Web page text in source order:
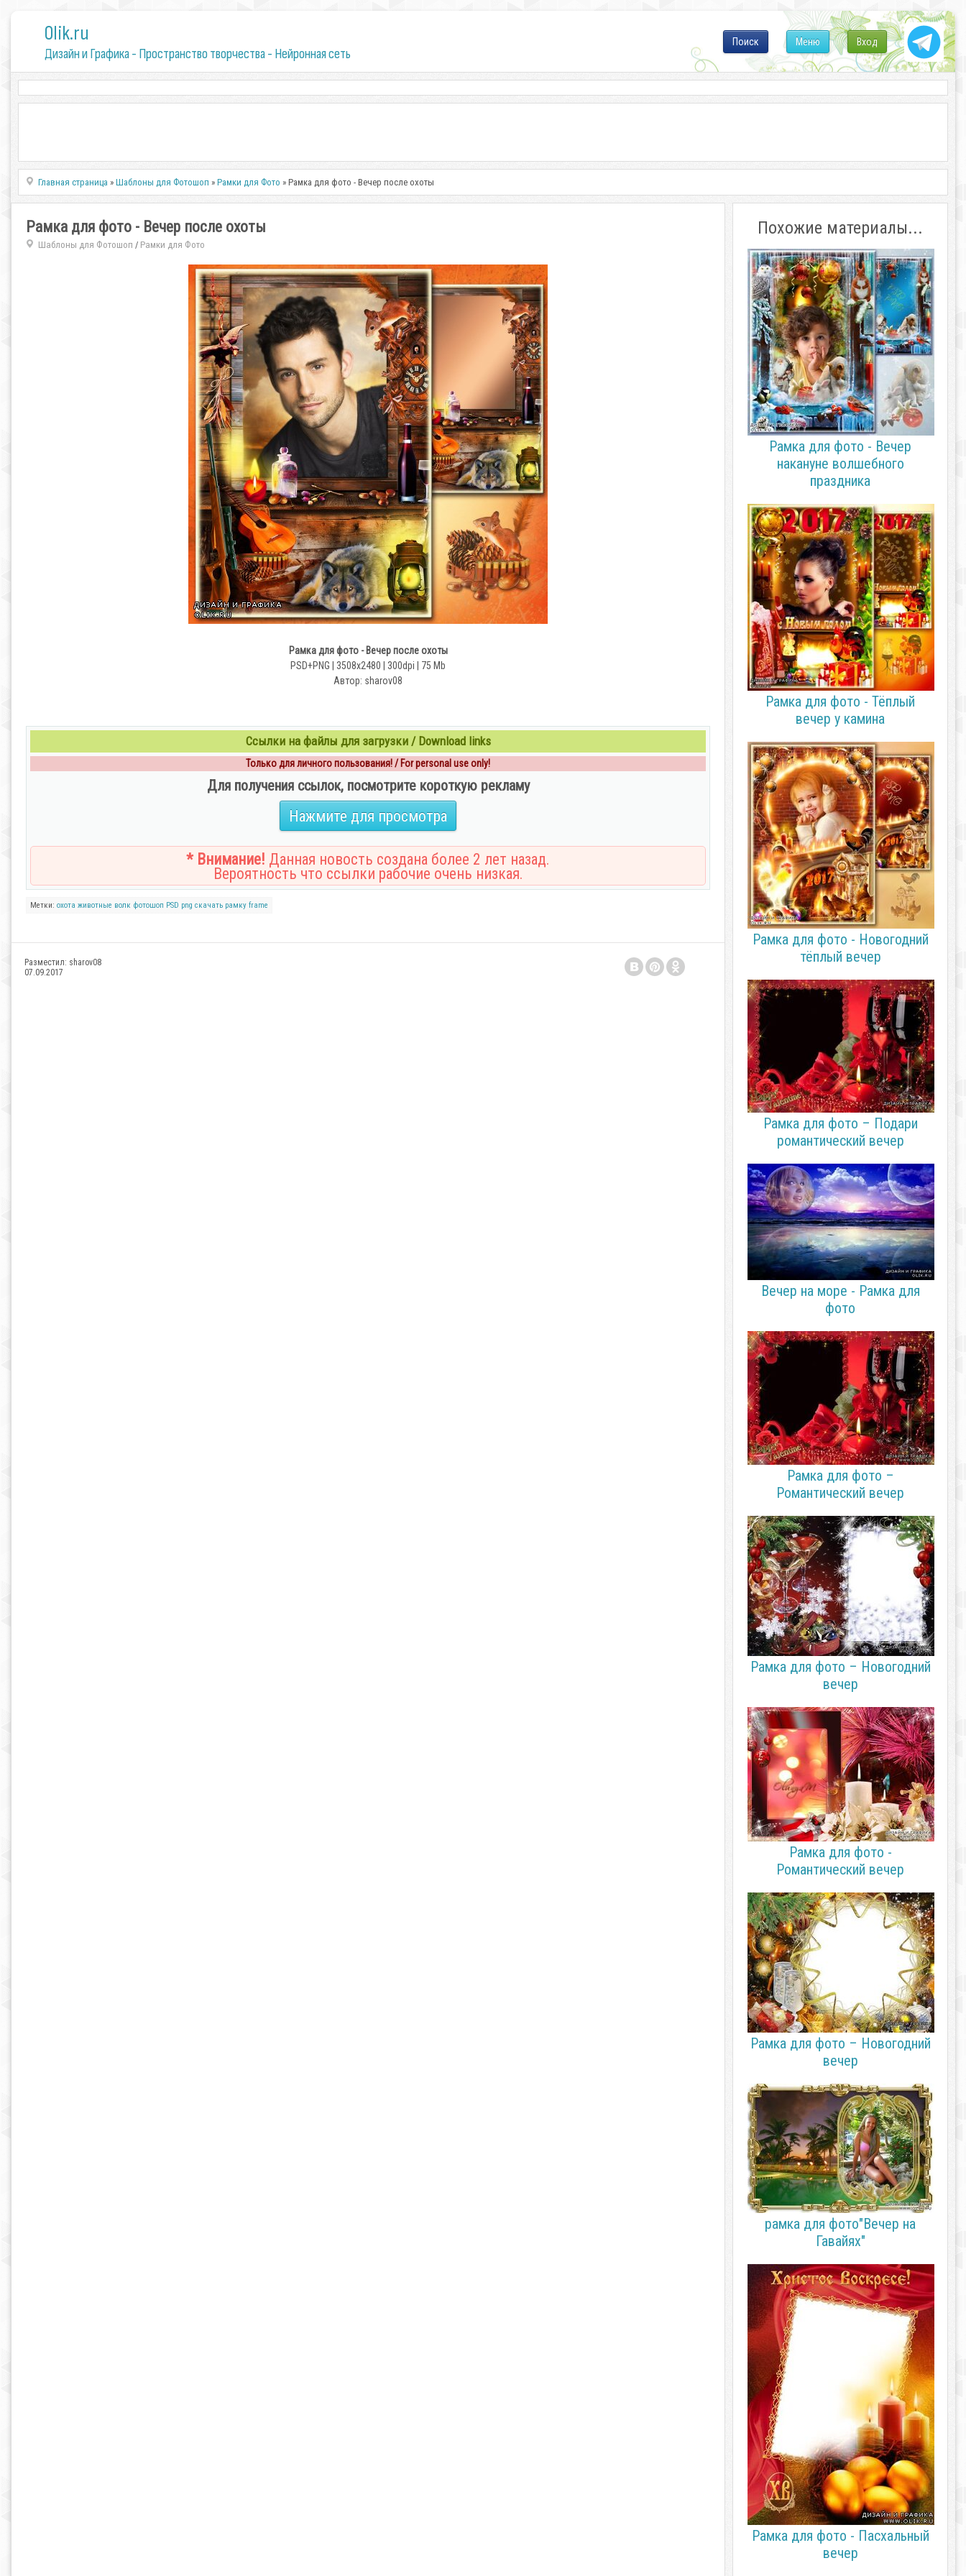
0lik.ru
Дизайн и Графика - Пространство творчества - Нейронная сеть
Вход
Меню
Поиск
Главная страница »Шаблоны для Фотошоп »Рамки для Фото » Рамка для фото - Вечер после охоты
Рамка для фото - Вечер после охоты
Шаблоны для Фотошоп / Рамки для Фото
Рамка для фото - Вечер после охоты
PSD+PNG | 3508x2480 | 300dpi | 75 Mb
Автор: sharov08
Ссылки на файлы для загрузки / Download links
Только для личного пользования! / For personal use only!
Для получения ссылок, посмотрите короткую рекламу
Нажмите для просмотра
* Внимание! Данная новость создана более 2 лет назад.
Вероятность что ссылки рабочие очень низкая.
Метки: охота животные волк фотошоп PSD png скачать рамку frame
Разместил: sharov08
07.09.2017
Похожие материалы...
Рамка для фото - Вечер
накануне волшебного
праздника
Рамка для фото - Тёплый
вечер у камина
Рамка для фото - Новогодний
тёплый вечер
Рамка для фото – Подари
романтический вечер
Вечер на море - Рамка для
фото
Рамка для фото –
Романтический вечер
Рамка для фото – Новогодний
вечер
Рамка для фото -
Романтический вечер
Рамка для фото – Новогодний
вечер
рамка для фото"Вечер на
Гавайях"
Рамка для фото - Пасхальный
вечер